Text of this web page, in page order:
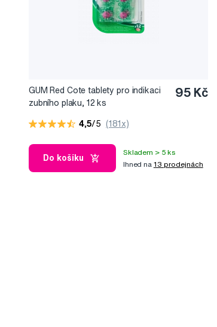
GUM Red Cote tablety pro indikaci
zubního plaku, 12 ks
95 Kč
4,5/5 (181x)
Do košíku
Skladem > 5 ks
Ihned na 13 prodejnách